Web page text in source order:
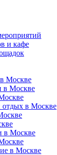
и кафе
Москве
в Москве
отдых в Москве
в Москве
в Москве